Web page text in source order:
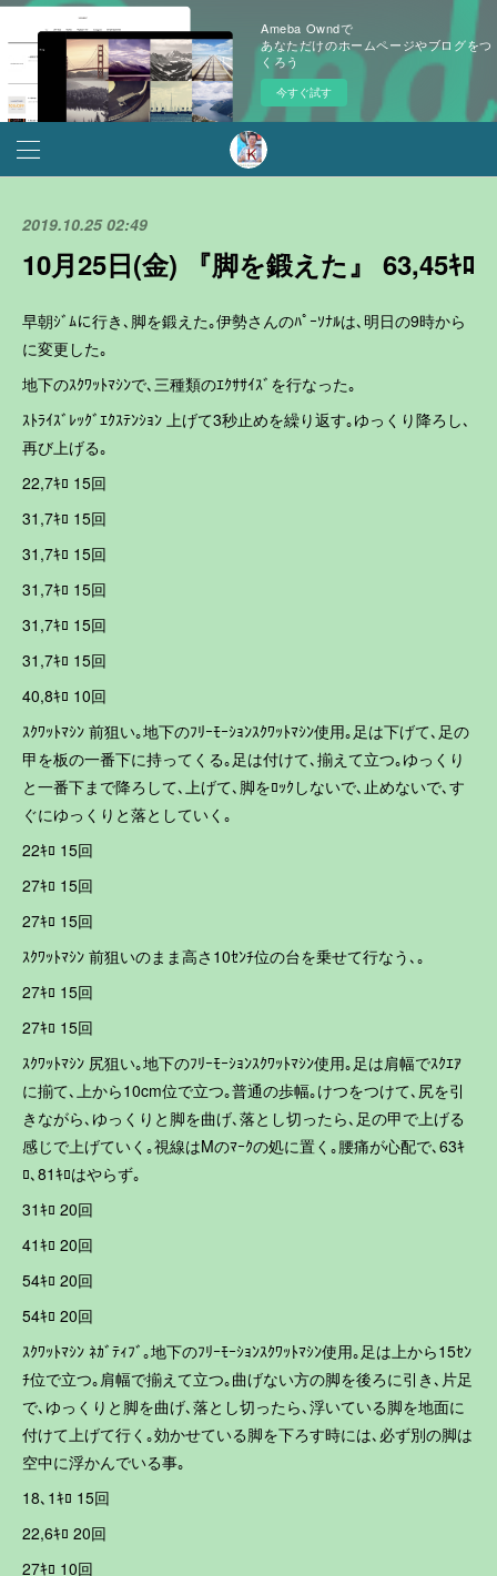
Ameba Owndで
あなただけのホームページやブログをつ
くろう
今すぐ試す
2019.10.25 02:49
10月25日(金) 『脚を鍛えた』 63,45ｷﾛ
早朝ｼﾞﾑに行き､脚を鍛えた｡伊勢さんのﾊﾟｰｿﾅﾙは､明日の9時から
に変更した｡
地下のｽｸﾜｯﾄﾏｼﾝで､三種類のｴｸｻｻｲｽﾞを行なった｡
ｽﾄﾗｲｽﾞﾚｯｸﾞｴｸｽﾃﾝｼｮﾝ 上げて3秒止めを繰り返す｡ゆっくり降ろし､
再び上げる｡
22,7ｷﾛ 15回
31,7ｷﾛ 15回
31,7ｷﾛ 15回
31,7ｷﾛ 15回
31,7ｷﾛ 15回
31,7ｷﾛ 15回
40,8ｷﾛ 10回
ｽｸﾜｯﾄﾏｼﾝ 前狙い｡地下のﾌﾘｰﾓｰｼｮﾝｽｸﾜｯﾄﾏｼﾝ使用｡足は下げて､足の
甲を板の一番下に持ってくる｡足は付けて､揃えて立つ｡ゆっくり
と一番下まで降ろして､上げて､脚をﾛｯｸしないで､止めないで､す
ぐにゆっくりと落としていく｡
22ｷﾛ 15回
27ｷﾛ 15回
27ｷﾛ 15回
ｽｸﾜｯﾄﾏｼﾝ 前狙いのまま高さ10ｾﾝﾁ位の台を乗せて行なう､｡
27ｷﾛ 15回
27ｷﾛ 15回
ｽｸﾜｯﾄﾏｼﾝ 尻狙い｡地下のﾌﾘｰﾓｰｼｮﾝｽｸﾜｯﾄﾏｼﾝ使用｡足は肩幅でｽｸｴｱ
に揃て､上から10cm位で立つ｡普通の歩幅｡けつをつけて､尻を引
きながら､ゆっくりと脚を曲げ､落とし切ったら､足の甲で上げる
感じで上げていく｡視線はMのﾏｰｸの処に置く｡腰痛が心配で､63ｷ
ﾛ､81ｷﾛはやらず｡
31ｷﾛ 20回
41ｷﾛ 20回
54ｷﾛ 20回
54ｷﾛ 20回
ｽｸﾜｯﾄﾏｼﾝ ﾈｶﾞﾃｨﾌﾞ｡地下のﾌﾘｰﾓｰｼｮﾝｽｸﾜｯﾄﾏｼﾝ使用｡足は上から15ｾﾝ
ﾁ位で立つ｡肩幅で揃えて立つ｡曲げない方の脚を後ろに引き､片足
で､ゆっくりと脚を曲げ､落とし切ったら､浮いている脚を地面に
付けて上げて行く｡効かせている脚を下ろす時には､必ず別の脚は
空中に浮かんでいる事｡
18､1ｷﾛ 15回
22,6ｷﾛ 20回
27ｷﾛ 10回